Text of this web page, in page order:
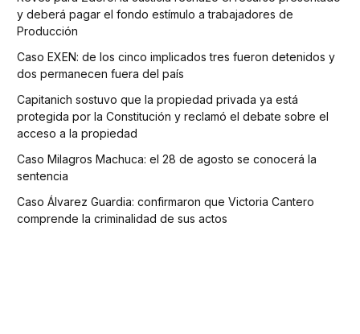
y deberá pagar el fondo estímulo a trabajadores de
Producción
Caso EXEN: de los cinco implicados tres fueron detenidos y
dos permanecen fuera del país
Capitanich sostuvo que la propiedad privada ya está
protegida por la Constitución y reclamó el debate sobre el
acceso a la propiedad
Caso Milagros Machuca: el 28 de agosto se conocerá la
sentencia
Caso Álvarez Guardia: confirmaron que Victoria Cantero
comprende la criminalidad de sus actos